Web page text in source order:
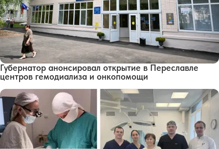
Губернатор анонсировал открытие в Переславле
центров гемодиализа и онкопомощи